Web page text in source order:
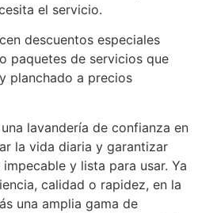
el servicio.
descuentos especiales
paquetes de servicios que
planchado a precios
lavandería de confianza en
la vida diaria y garantizar
y lista para usar. Ya
calidad o rapidez, en la
una amplia gama de